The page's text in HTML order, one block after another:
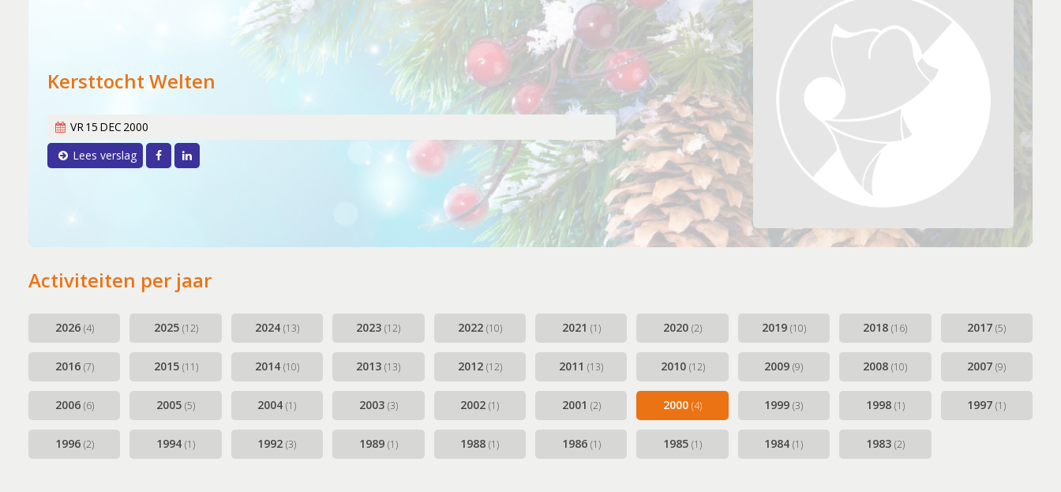
Kersttocht Welten
VR15 DEC 2000
Lees verslag
Facebook
Activiteiten per jaar
2026 (4) 2025 (12) 2024 (13) 2023(12) 2022 (10) 2021 (1) 2020(2) 2019 (10) 2018(16) 2017(5)
2016 (7) 2015 (11) 2014 (10) 2013(13) 2012 (12) 2011(13) 2010 (12) 2009(9) 2008(10) 2007(9)
2006 (6) 2005(5) 2004(1) 2003 (3) 2002(1) 2001 (2) 2000(4) 1999(3) 1998 (1) 1997(1)
1996 (2) 1994(1) 1992(3) 1989 (1) 1988(1) 1986 (1) 1985(1) 1984(1) 1983 (2)